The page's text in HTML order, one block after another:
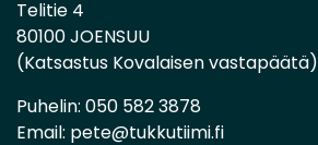
Telitie 4
80100 JOENSUU
(Katsastus Kovalaisen vastapäätä)
Puhelin: 050 582 3878
Email: pete@tukkutiimi.fi